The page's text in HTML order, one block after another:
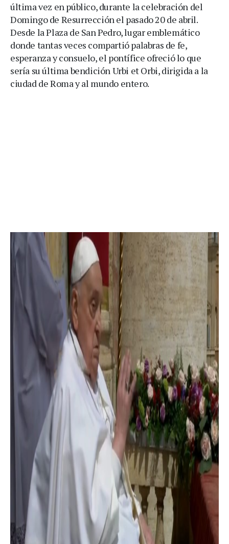
última vez en público, durante la celebración del
Domingo de Resurrección el pasado 20 de abril.
Desde la Plaza de San Pedro, lugar emblemático
donde tantas veces compartió palabras de fe,
esperanza y consuelo, el pontífice ofreció lo que
sería su última bendición Urbi et Orbi, dirigida a la
ciudad de Roma y al mundo entero.